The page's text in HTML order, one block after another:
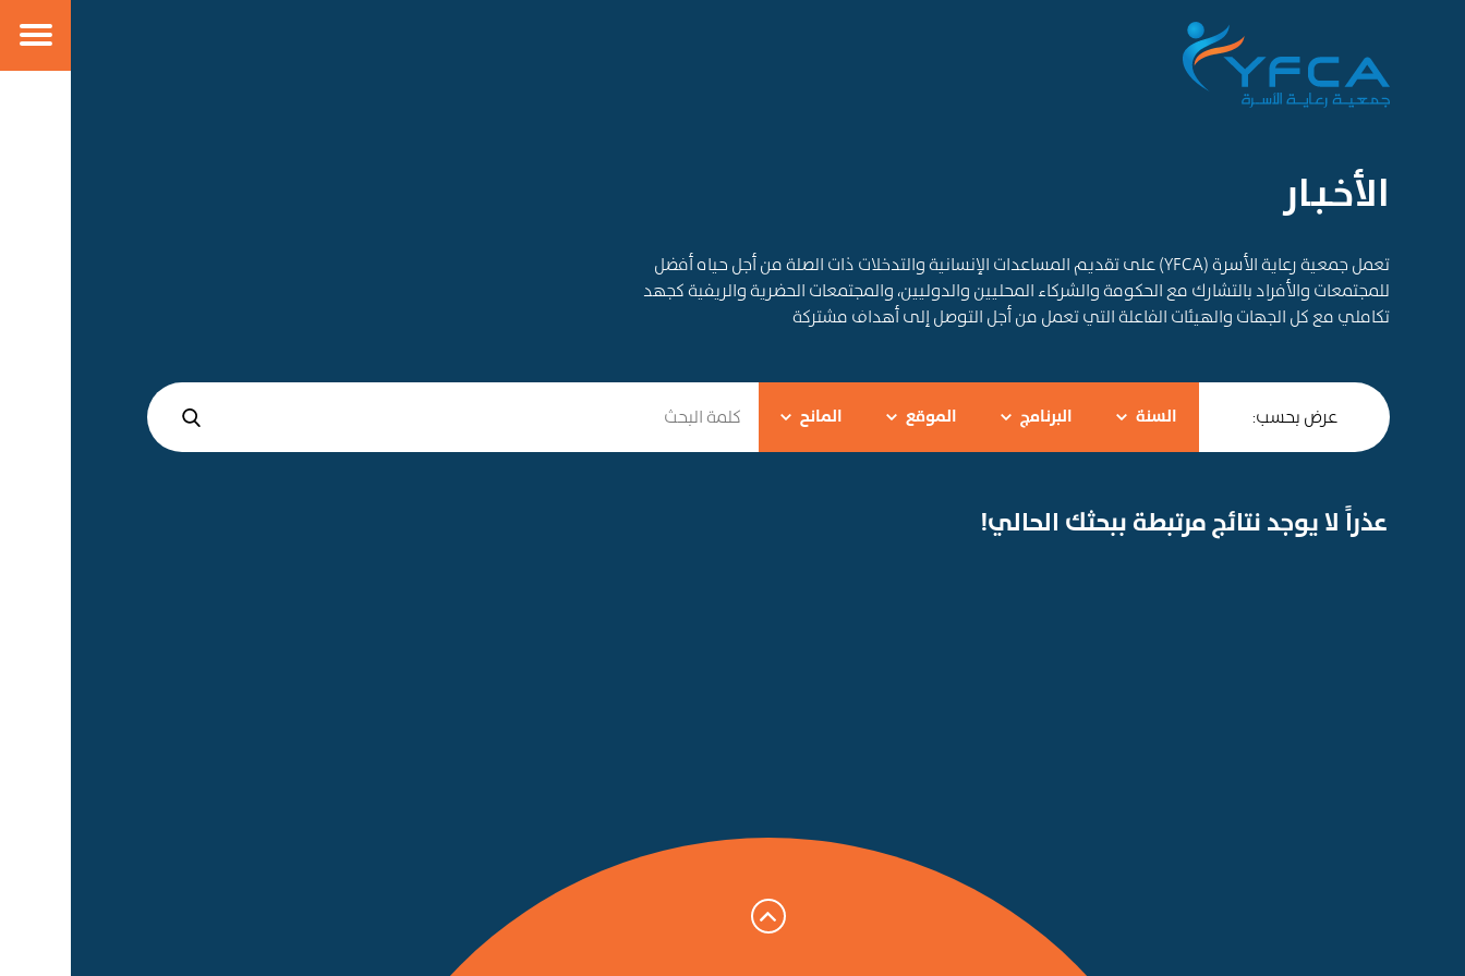
الأخـبـار
تعمل جمعية رعاية الأسرة (YFCA) على تقديم المساعدات الإنسانية والتدخلات ذات الصلة من أجل حياه أفضل
للمجتمعات والأفراد بالتشارك مع الحكومة والشركاء المحليين والدوليين، والمجتمعات الحضرية والريفية كجهد
تكاملي مع كل الجهات والهيئات الفاعلة التي تعمل من أجل التوصل إلى أهداف مشتركة
عرض بحسب: السنة البرنامج الموقع المانح
عذراً لا يوجد نتائج مرتبطة ببحثك الحالي!